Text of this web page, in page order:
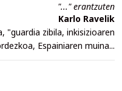
"..." erantzuten
Karlo Ravelik
"guardia zibila, inkisizioaren
Espainiaren muina...